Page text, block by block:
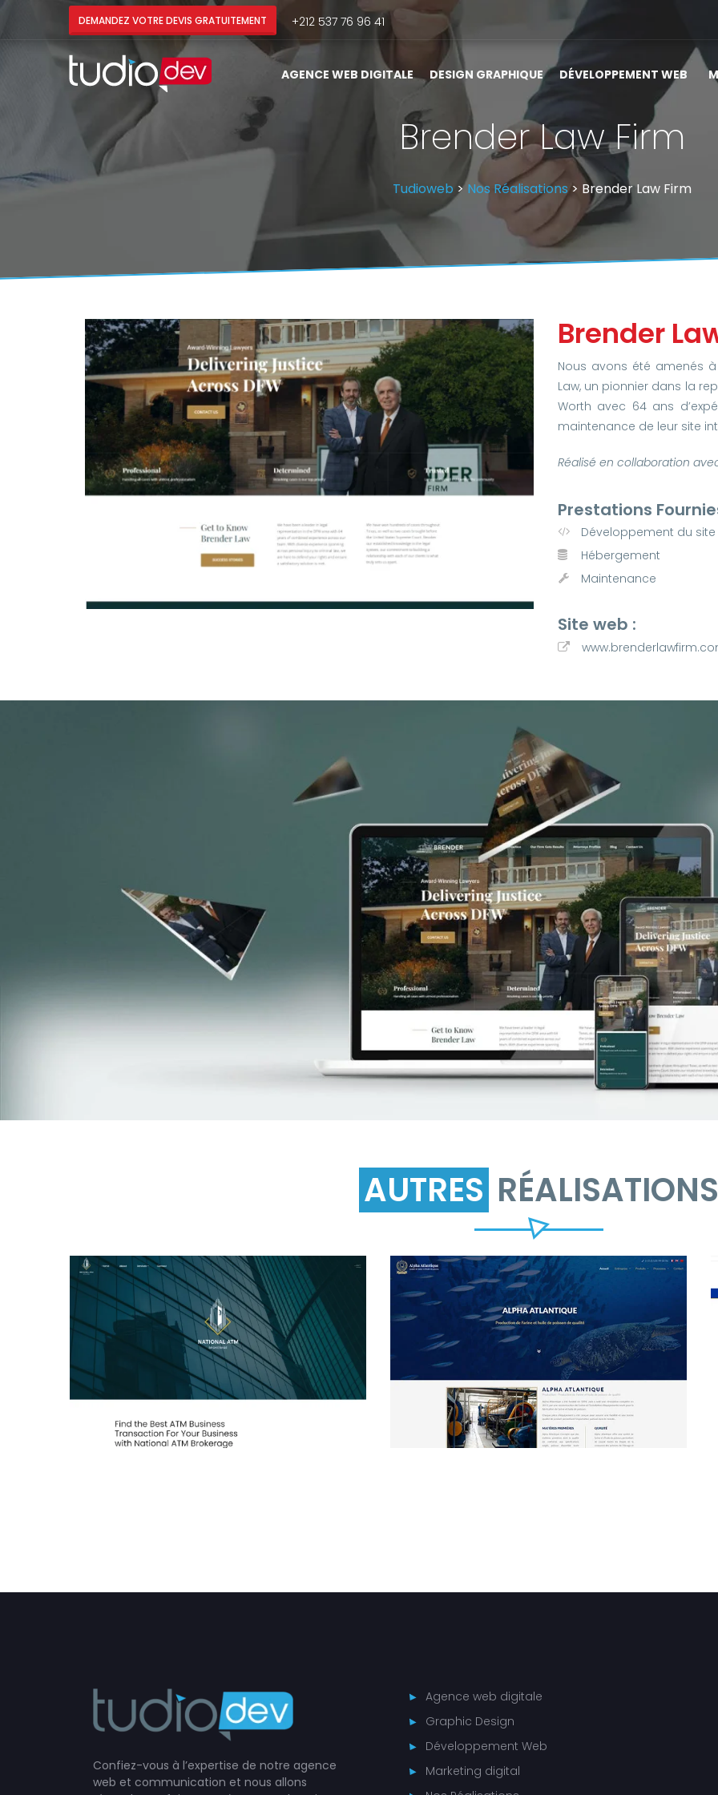
DEMANDEZ VOTRE DEVIS GRATUITEMENT +212 537 76 96 41
AGENCE WEB DIGITALE DESIGN GRAPHIQUE DÉVELOPPEMENT WEB
Brender Law Firm
Tudioweb >Nos Réalisations> Brender Law Firm
Brender
Nous avons été amenés
Law, un pionnier dans la
Worth avec 64 ans
maintenance de leur site
Réalisé en collaboration
Prestations
Développement du
Hébergement
Maintenance
Site web :
AUTRES RÉALISATIONS
Confiez-vous à l’expertise de notre agence
web et communication et nous allons
Agence web digitale
Graphic Design
Développement Web
Marketing digital